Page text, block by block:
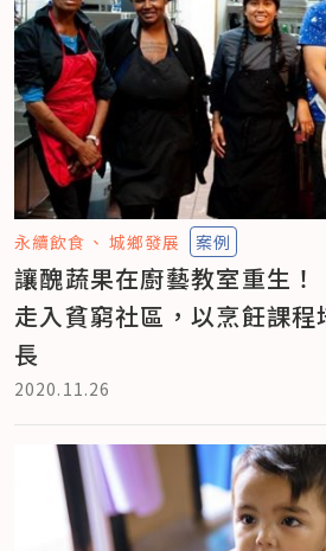
永續飲食 城鄉發展 案例
讓醜蔬果在廚藝教室重生
走入貧窮社區，以烹飪課程
長
2020.11.26